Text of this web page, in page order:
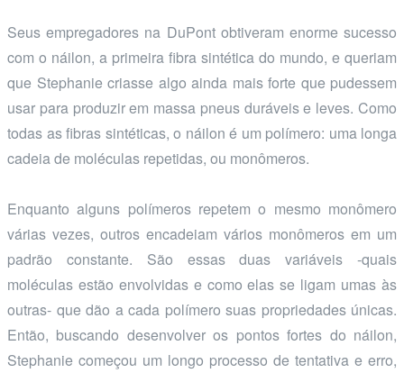
Seus empregadores na DuPont obtiveram enorme sucesso
com o náilon, a primeira fibra sintética do mundo, e queriam
que Stephanie criasse algo ainda mais forte que pudessem
usar para produzir em massa pneus duráveis e leves. Como
todas as fibras sintéticas, o náilon é um polímero: uma longa
cadeia de moléculas repetidas, ou monômeros.
Enquanto alguns polímeros repetem o mesmo monômero
várias vezes, outros encadeiam vários monômeros em um
padrão constante. São essas duas variáveis -quais
moléculas estão envolvidas e como elas se ligam umas às
outras- que dão a cada polímero suas propriedades únicas.
Então, buscando desenvolver os pontos fortes do náilon,
Stephanie começou um longo processo de tentativa e erro,